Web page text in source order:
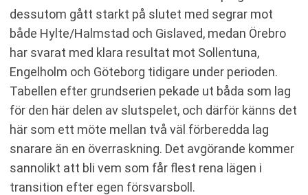
dessutom gått starkt på slutet med segrar mot
både Hylte/Halmstad och Gislaved, medan Örebro
har svarat med klara resultat mot Sollentuna,
Engelholm och Göteborg tidigare under perioden.
Tabellen efter grundserien pekade ut båda som lag
för den här delen av slutspelet, och därför känns det
här som ett möte mellan två väl förberedda lag
snarare än en överraskning. Det avgörande kommer
sannolikt att bli vem som får flest rena lägen i
transition efter egen försvarsboll.